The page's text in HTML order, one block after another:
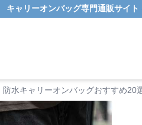
キャリーオンバッグ専門通販サイト
水キャリーオンバッグおすすめ20